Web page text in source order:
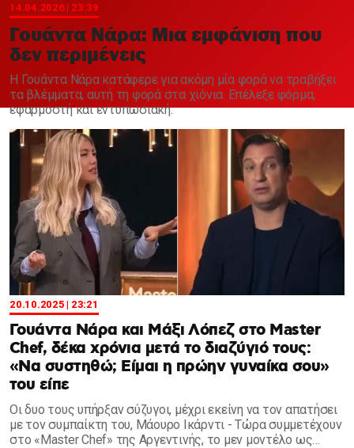
14.04.2026 | 23:39
Γουάντα Νάρα: Μια εμφάνιση που
δεν περιμένεις
Η Γουάντα Νάρα κατάφερε για ακόμη μία φορά να τραβήξει
τα βλέμματα, αυτή τη φορά στα χιόνια. Επέλεξε φόρμα,
εφαρμοστή και εντυπωσιακή.
20.10.2025 | 23:21
Γουάντα Νάρα και Μάξι Λόπεζ στο Master
Chef, δέκα χρόνια μετά το διαζύγιό τους:
«Να συστηθώ; Είμαι η πρώην γυναίκα σου»
του είπε
Οι δυο τους υπήρξαν σύζυγοι, μέχρι εκείνη να τον απατήσει
με τον συμπαίκτη του, Μάουρο Ικάρντι - Τώρα συμμετέχουν
στο «Master Chef» της Αργεντινής, το μεν μοντέλο ως
Χαντμπολ